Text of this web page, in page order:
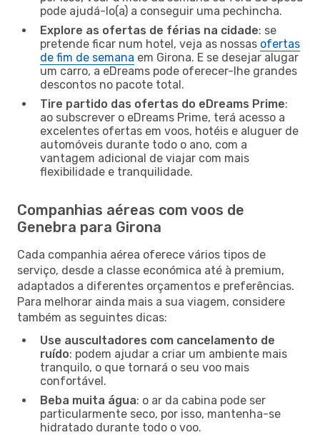
pode ajudá-lo(a) a conseguir uma pechincha.
Explore as ofertas de férias na cidade: se
pretende ficar num hotel, veja as nossas ofertas
de fim de semana em Girona. E se desejar alugar
um carro, a eDreams pode oferecer-lhe grandes
descontos no pacote total.
Tire partido das ofertas do eDreams Prime:
ao subscrever o eDreams Prime, terá acesso a
excelentes ofertas em voos, hotéis e aluguer de
automóveis durante todo o ano, com a
vantagem adicional de viajar com mais
flexibilidade e tranquilidade.
Companhias aéreas com voos de
Genebra para Girona
Cada companhia aérea oferece vários tipos de
serviço, desde a classe económica até à premium,
adaptados a diferentes orçamentos e preferências.
Para melhorar ainda mais a sua viagem, considere
também as seguintes dicas:
Use auscultadores com cancelamento de
ruído: podem ajudar a criar um ambiente mais
tranquilo, o que tornará o seu voo mais
confortável.
Beba muita água: o ar da cabina pode ser
particularmente seco, por isso, mantenha-se
hidratado durante todo o voo.